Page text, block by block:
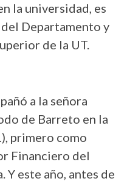
la universidad, es
Departamento y
de la UT.
a la señora
de Barreto en la
primero como
Financiero del
Y este año, antes de